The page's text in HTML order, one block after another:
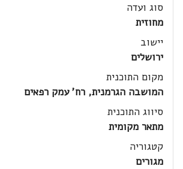
סוג ועדה
מחוזית
יישוב
ירושלים
מקום התוכנית
המושבה הגרמנית, רח' עמק רפאים
סיווג התוכנית
מתאר מקומית
קטגוריה
מגורים